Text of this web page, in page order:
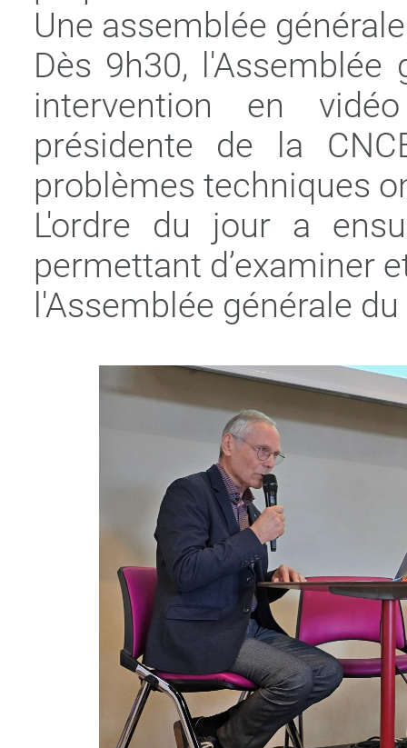
Une assemblée
Dès 9h30, l'Assemblée
intervention en
présidente de la
problèmes techniques
L'ordre du jour a
permettant d’examiner
l'Assemblée générale